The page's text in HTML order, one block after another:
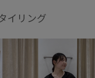
イリング